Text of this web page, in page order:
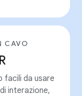
CAVO
facili da usare
interazione,